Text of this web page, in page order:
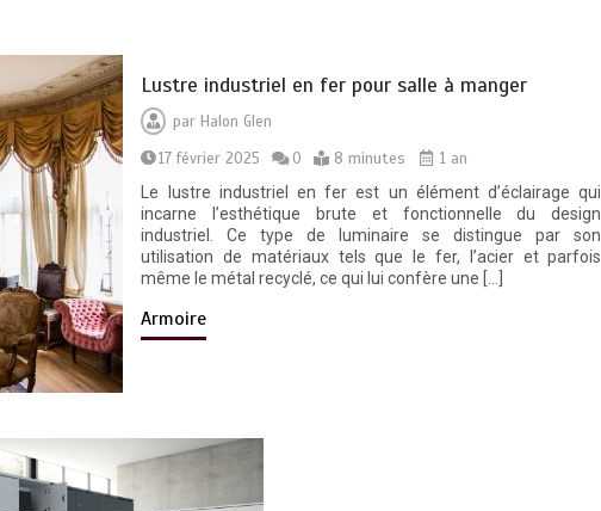
Lustre industriel en fer pour salle à manger
parHalon Glen
17 février 2025
0 8 minutes
1 an
Le lustre industriel en fer est un élément d’éclairage qui
incarne l’esthétique brute et fonctionnelle du design
industriel. Ce type de luminaire se distingue par son
utilisation de matériaux tels que le fer, l’acier et parfois
même le métal recyclé, ce qui lui confère une […]
Armoire